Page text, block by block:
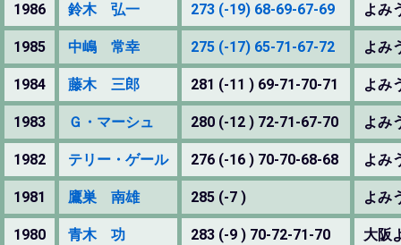
1986 鈴木 弘一 273 (-19) 68-69-67-69 よみ
1985 中嶋 常幸 275 (-17) 65-71-67-72 よみ
1984 藤木 三郎 281 (-11 ) 69-71-70-71 よみ
1983 Ｇ・マーシュ 280 (-12 ) 72-71-67-70 よみ
1982 テリー・ゲール 276 (-16 ) 70-70-68-68 よみ
1981 鷹巣 南雄 285 (-7 ) よみ
1980 青木 功 283 (-9 ) 70-72-71-70 大阪